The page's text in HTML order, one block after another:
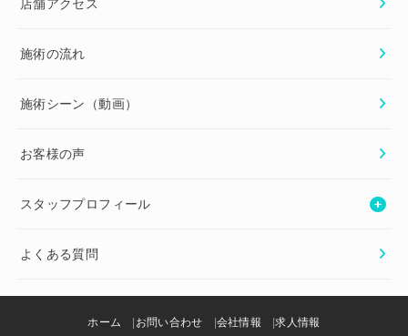
店舗アクセス
施術の流れ
施術シーン（動画）
お客様の声
スタッフプロフィール
よくある質問
ホーム お問い合わせ 会社情報 求人情報